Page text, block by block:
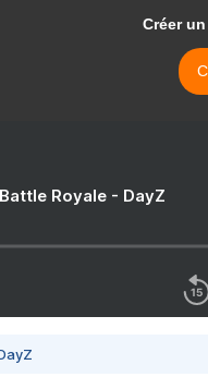
Créer
Royale - DayZ